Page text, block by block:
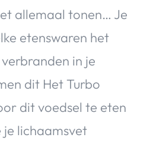
allemaal tonen… Je
etenswaren het
in je
dit Het Turbo
dit voedsel te eten
je lichaamsvet